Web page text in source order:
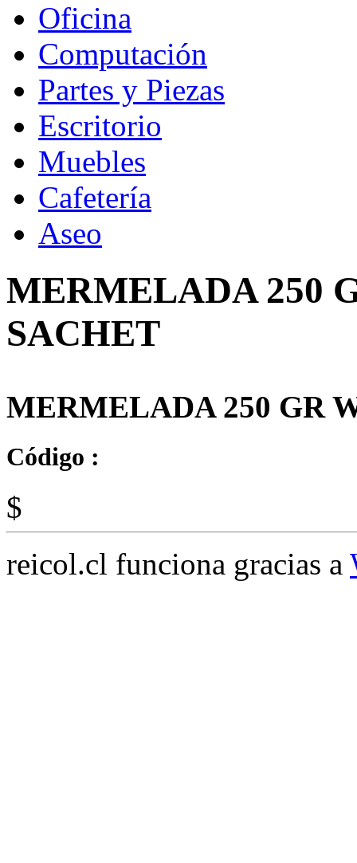
Oficina
Computación
Partes y Piezas
Escritorio
Muebles
Cafetería
Aseo
MERMELADA 250
SACHET
MERMELADA 250 GR
Código :
$
reicol.cl funciona gracias a